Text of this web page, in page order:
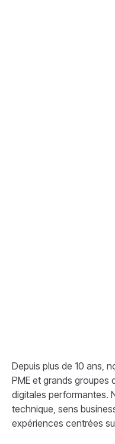
Depuis plus de 10 ans,
PME et grands groupes
digitales performantes.
technique, sens
expériences centrées